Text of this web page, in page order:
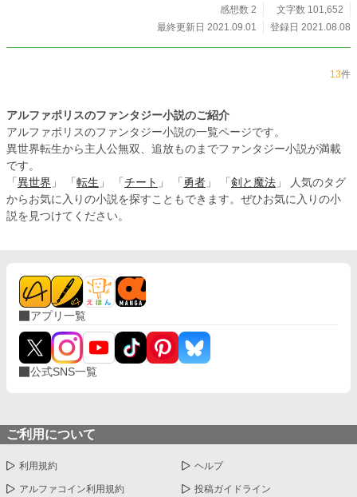
感想数 2
文字数 101,652
最終更新日 2021.09.01
登録日 2021.08.08
13件
アルファポリスのファンタジー小説のご紹介
アルファポリスのファンタジー小説の一覧ページです。
異世界転生から主人公無双、追放ものまでファンタジー小説が満載
です。
「 異世界 」 「 転生 」 「 チート 」 「 勇者 」 「 剣と魔法 」 人気のタグ
からお気に入りの小説を探すこともできます。ぜひお気に入りの小
説を見つけてください。
アプリ一覧
公式SNS一覧
ご利用について
利用規約 ヘルプ
アルファコイン利用規約 投稿ガイドライン